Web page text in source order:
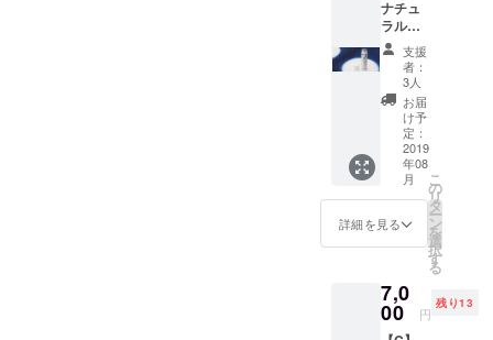
ウ、香
料（天
然エッ
セン
シャル
オイ
ル：た
そがれ
ブレン
1%）、
アイエ
キス ＜
ナチュ
ラルポ
イント
バーム
とお礼
のメッ
セージ
ーーー
ーー ナ
チュラ
ルポイ
ント
バーム
（4g）
油、ア
ンズ核
油、ミ
支援
者：
3人
お届
け予
定：
2019
年08
月
詳細を見る
こ
の
リ
タ
ー
ン
を
選
択
す
る
7,0
00 円
残り13